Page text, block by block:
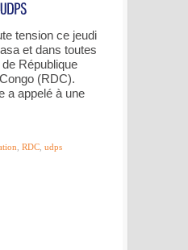
tension ce jeudi
et dans toutes
République
(RDC).
a appelé à une
RDC udps